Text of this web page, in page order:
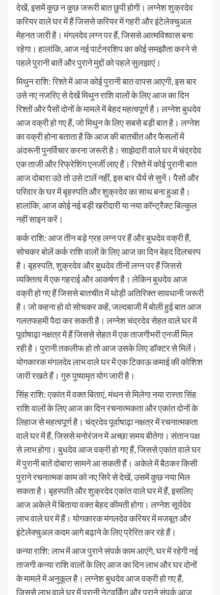
देखें, इसमें कुछ न कुछ जरूरी बात छुपी होगी। लग्नेश शुक्रदेव
करियर वाले घर में हैं जिससे करियर में गहरी और इंटेलेक्चुअल
मेहनत जारी है। मंगलदेव लग्न पर हैं, जिससे आत्मविश्वास बना
रहेगा। हालांकि, आज नई पार्टनरशिप का कोई समझौता करने से
पहले पुरानी बातें और पुराने मुद्दों को पहले सुलझाएं।
मिथुन राशि: रिश्ते में आज कोई पुरानी बात वापस आएगी, इस बार
उसे नए नजरिए से देखें मिथुन राशि वालों के लिए आज का दिन
रिश्तों और पैसों दोनों के मामले में बेहद महत्वपूर्ण है। लग्नेश बुधदेव
आज वक्री हो गए हैं, जो मिथुन के लिए सबसे बड़ी बात है। लग्नेश
का वक्री होना बताता है कि आज की बातचीत और फैसलों में
अंदरूनी पुनर्विचार करना जरूरी है। साझेदारी वाले घर में चंद्रदेव
एक ताजी और रिफ्रेशिंग एनर्जी लाए हैं। रिश्ते में कोई पुरानी बात
आज दोबारा उठे तो उसे टालें नहीं, इस बार धैर्य से सुनें। पैसों और
परिवार के घर में बृहस्पति और शुक्रदेव का साथ बना हुआ है।
हालांकि, आज कोई नई बड़ी खरीदारी या नया कॉन्ट्रैक्ट बिल्कुल
नहीं साइन करें।
कर्क राशि: आज तीन बड़े ग्रह लग्न पर हैं और बुधदेव वक्री हैं,
सोचकर बोलें कर्क राशि वालों के लिए आज का दिन बेहद दिलचस्प
है। बृहस्पति, शुक्रदेव और बुधदेव तीनों लग्न पर हैं जिससे
व्यक्तित्व में एक गहराई और आकर्षण है। लेकिन बुधदेव आज
वक्री हो गए हैं जिससे बातचीत में थोड़ी अतिरिक्त सावधानी जरूरी
है। जो कहना हो वो सोचकर कहें, जल्दबाजी में बोली हुई बात आज
गलतफहमी पैदा कर सकती है। लग्नेश चंद्रदेव सेहत वाले घर में
पूर्वाषाढ़ा नक्षत्र में हैं जिससे सेहत में एक ताजगीभरी एनर्जी मिल
रही है। पुरानी तकलीफ हो तो आज उसके लिए डॉक्टर से मिलें।
योगकारक मंगलदेव लाभ वाले घर में एक टिकाऊ कमाई की कोशिश
जारी रखते हैं। गुरु पुष्यामृत योग जारी है।
सिंह राशि: एकांत में वक्त बिताएं, मंथन से मिलेगा नया रास्ता सिंह
राशि वालों के लिए आज का दिन रचनात्मकता और एकांत दोनों के
लिहाज से महत्वपूर्ण है। चंद्रदेव पूर्वाषाढ़ा नक्षत्र में रचनात्मकता
वाले घर में हैं, जिससे मनोरंजन में अच्छा समय बीतेगा। संतान पक्ष
से लाभ होगा। बुधदेव आज वक्री हो गए हैं, जिससे एकांत वाले घर
में पुरानी बातें दोबारा सामने आ सकती हैं। अकेले में बैठकर किसी
पुराने रचनात्मक काम को नए सिरे से देखें, उसमें कुछ नया मिल
सकता है। बृहस्पति और शुक्रदेव एकांत वाले घर में हैं, इसलिए
आज अकेले में बिताया वक्त बेहद कीमती होगा। लग्नेश सूर्यदेव
लाभ वाले घर में हैं। योगकारक मंगलदेव करियर में मजबूत और
इंटेलेक्चुअल कदम आगे बढ़ाने के लिए प्रेरित कर रहे हैं।
कन्या राशि: लाभ में आज पुराने संपर्क काम आएंगे, घर में रहेगी नई
ताजगी कन्या राशि वालों के लिए आज का दिन लाभ और घर दोनों
के मामले में अनुकूल है। लग्नेश बुधदेव आज वक्री हो गए हैं,
जिससे लाभ वाले घर में पुरानी नेटवर्किंग और पुराने संपर्क आज